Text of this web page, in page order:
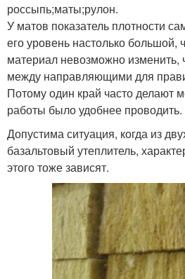
россыпь;маты;рулон.
У матов показатель плотности
его уровень настолько
материал невозможно изменить,
между направляющими для
Потому один край часто делают
работы было удобнее проводить.
Допустима ситуация, когда из
базальтовый утеплитель,
этого тоже зависят.